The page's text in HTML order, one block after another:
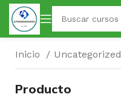
Inicio Uncategorized
Producto